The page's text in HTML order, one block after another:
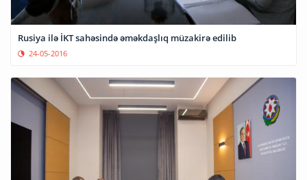
Rusiya ilə İKT sahəsində əməkdaşlıq müzakirə edilib
24-05-2016